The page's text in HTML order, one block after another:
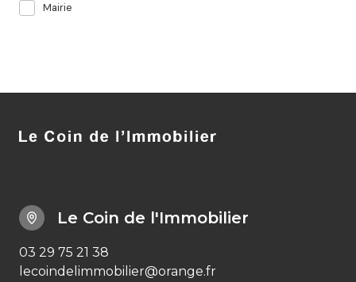
Mairie
Le Coin de l'Immobilier
03 29 75 21 38
lecoindelimmobilier@orange.fr